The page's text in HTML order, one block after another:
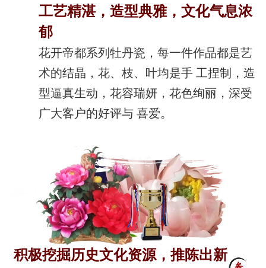
工艺精湛，造型典雅，文化气息浓
郁
花开帝都系列牡丹瓷，每一件作品都是艺
术的结晶，花、枝、叶均是手 工捏制，造
型逼真生动，花容瑞妍，花色绚丽，深受
广大客户的好评与 喜爱。
积极挖掘历史文化资源，推陈出新